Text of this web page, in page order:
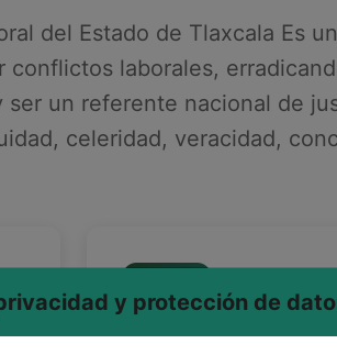
y protección de
del Estado de Tlaxcala Es
laborales,
un referente nacional de
celeridad, veracidad,